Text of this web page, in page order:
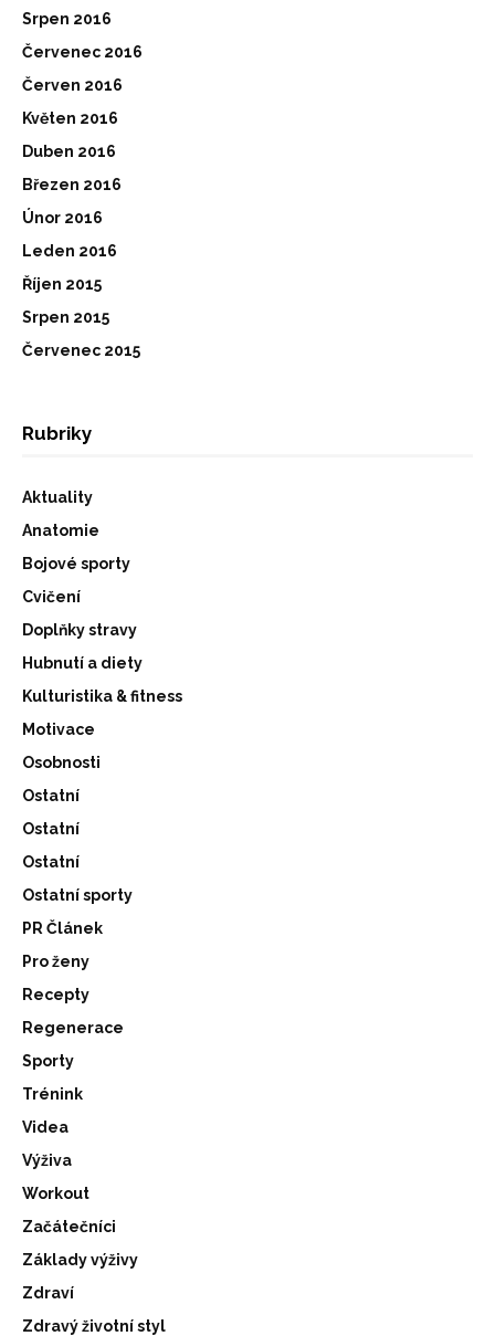
Srpen 2016
Červenec 2016
Červen 2016
Květen 2016
Duben 2016
Březen 2016
Únor 2016
Leden 2016
Říjen 2015
Srpen 2015
Červenec 2015
Rubriky
Aktuality
Anatomie
Bojové sporty
Cvičení
Doplňky stravy
Hubnutí a diety
Kulturistika & fitness
Motivace
Osobnosti
Ostatní
Ostatní
Ostatní
Ostatní sporty
PR Článek
Pro ženy
Recepty
Regenerace
Sporty
Trénink
Videa
Výživa
Workout
Začátečníci
Základy výživy
Zdraví
Zdravý životní styl